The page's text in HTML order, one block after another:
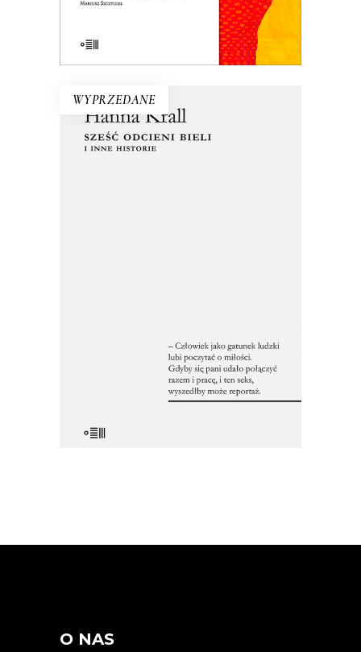
E-BOOK DO KOSZYKA
WYPRZEDANE
zł 22.00zł
O NAS